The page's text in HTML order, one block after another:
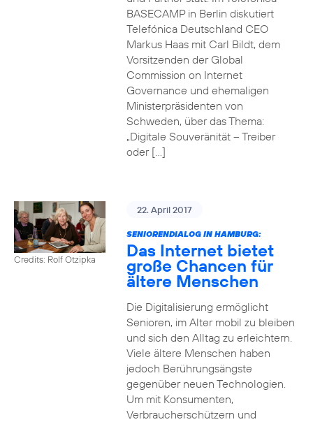
BASECAMP in Berlin diskutiert
Telefónica Deutschland CEO
Markus Haas mit Carl Bildt, dem
Vorsitzenden der Global
Commission on Internet
Governance und ehemaligen
Ministerpräsidenten von
Schweden, über das Thema:
„Digitale Souveränität – Treiber
oder […]
Credits: Rolf Otzipka
22. April 2017
SENIORENDIALOG IN HAMBURG:
Das Internet bietet
große Chancen für
ältere Menschen
Die Digitalisierung ermöglicht
Senioren, im Alter mobil zu bleiben
und sich den Alltag zu erleichtern.
Viele ältere Menschen haben
jedoch Berührungsängste
gegenüber neuen Technologien.
Um mit Konsumenten,
Verbraucherschützern und